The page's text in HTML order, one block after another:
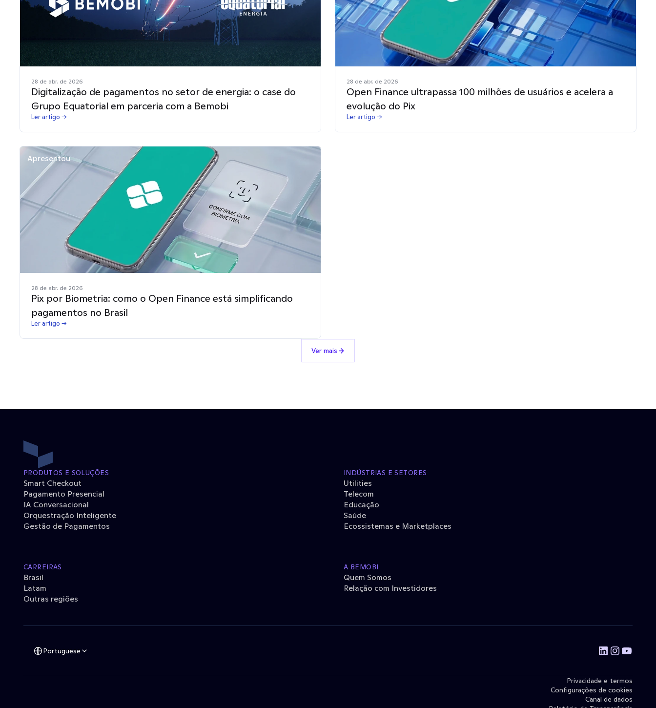
28 de abr. de 2026
Digitalização de pagamentos no setor de energia: o case do
Grupo Equatorial em parceria com a Bemobi
Ler artigo →
28 de abr. de 2026
Open Finance ultrapassa 100 milhões de usuários e acelera a
evolução do Pix
Ler artigo →
Apresentou
28 de abr. de 2026
Pix por Biometria: como o Open Finance está simplificando
pagamentos no Brasil
Ler artigo →
Ver mais
PRODUTOS E SOLUÇÕES
Smart Checkout
Pagamento Presencial
IA Conversacional
Orquestração Inteligente
Gestão de Pagamentos
INDÚSTRIAS E SETORES
Utilities
Telecom
Educação
Saúde
Ecossistemas e Marketplaces
CARREIRAS
Brasil
Latam
Outras regiões
A BEMOBI
Quem Somos
Relação com Investidores
Portuguese
Privacidade e termos
Configurações de cookies
Canal de dados